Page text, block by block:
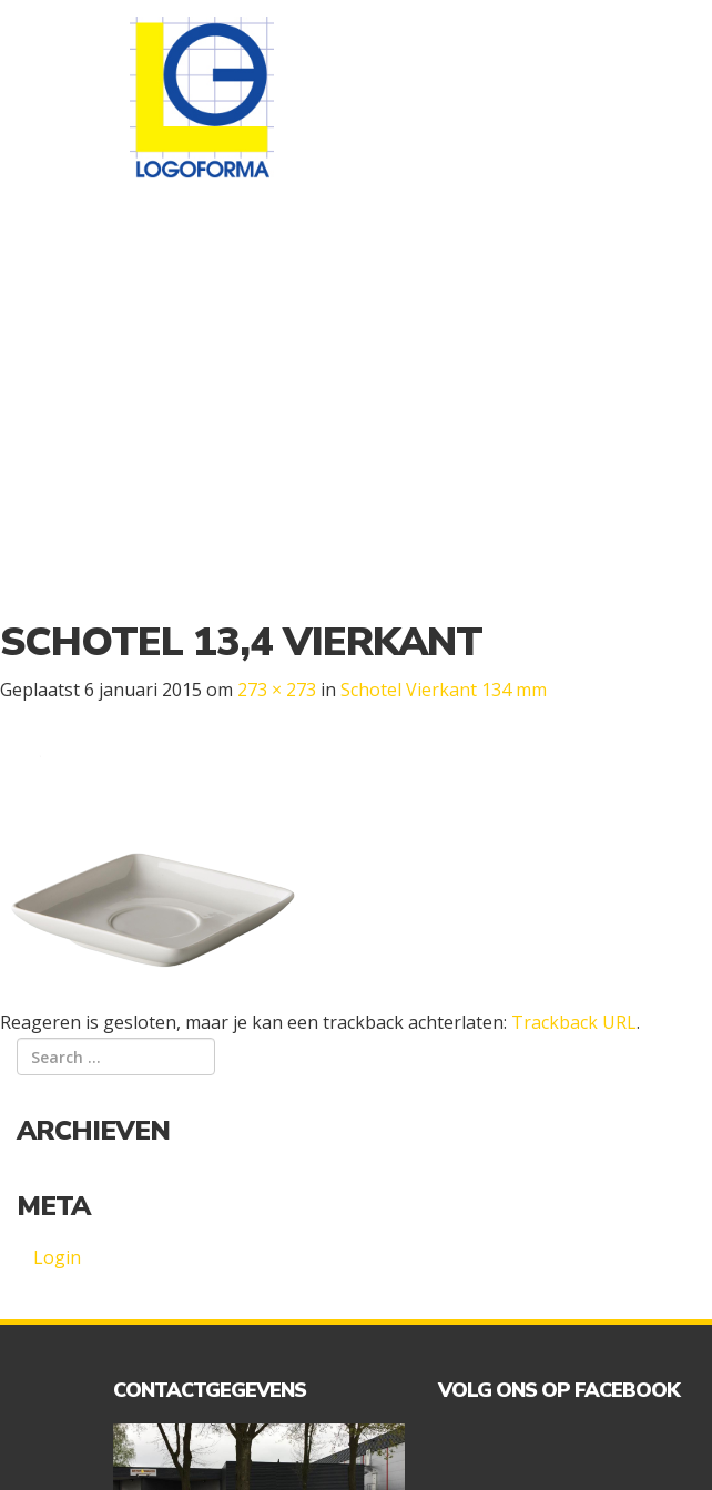
SCHOTEL 13,4 VIERKANT
Geplaatst6 januari 2015 om 273 × 273 in Schotel Vierkant 134 mm
Reageren is gesloten, maar je kan een trackback achterlaten: Trackback URL.
ARCHIEVEN
META
Login
CONTACTGEGEVENS VOLG ONS OP FACEBOOK